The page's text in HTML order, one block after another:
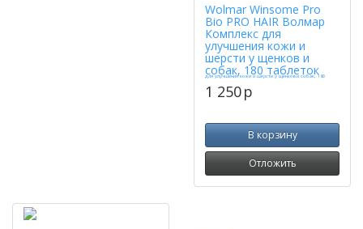
Wolmar Winsome Pro
Bio PRO HAIR Волмар
Комплекс для
улучшения кожи и
шерсти у щенков и
собак, 180 таблеток
1 250p
В корзину
Отложить